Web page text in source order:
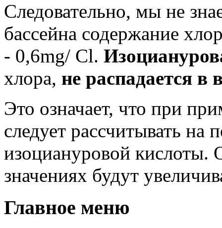
Следовательно, мы не
бассейна содержание
- 0,6mg/ Cl.
хлора, не распадается в
Это означает, что при
следует рассчитывать на
изоциануровой кислоты.
значениях будут
Главное меню